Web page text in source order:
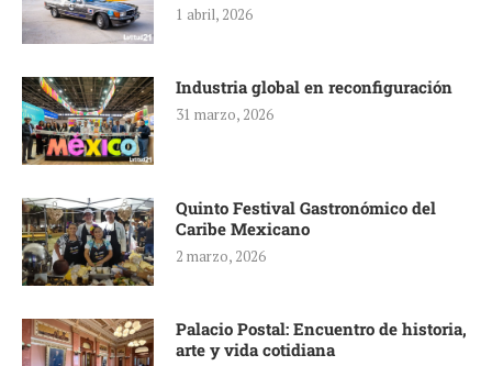
1 abril, 2026
Industria global en reconfiguración
31 marzo, 2026
Quinto Festival Gastronómico del
Caribe Mexicano
2 marzo, 2026
Palacio Postal: Encuentro de historia,
arte y vida cotidiana